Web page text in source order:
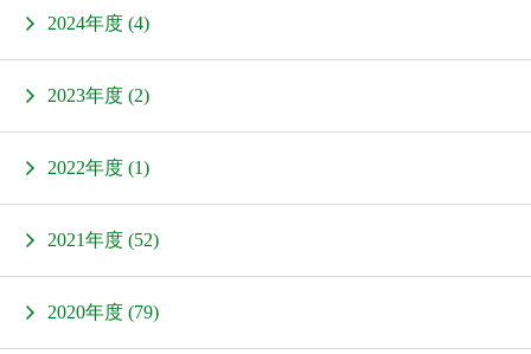
2024年度 (4)
2023年度 (2)
2022年度 (1)
2021年度 (52)
2020年度 (79)